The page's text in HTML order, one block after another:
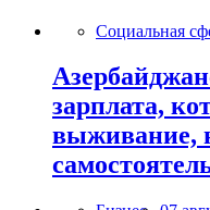
Социальная
зарплата,
выживание,